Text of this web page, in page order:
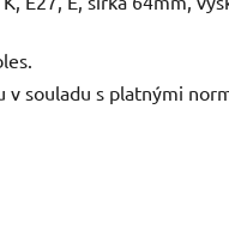
souladu s platnými